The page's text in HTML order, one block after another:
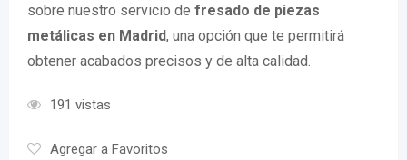
sobre nuestro servicio de fresado de piezas
metálicas en Madrid, una opción que te permitirá
obtener acabados precisos y de alta calidad.
191 vistas
Agregar a Favoritos